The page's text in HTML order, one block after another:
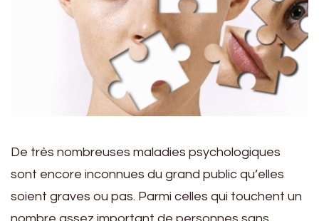
De très nombreuses maladies psychologiques
sont encore inconnues du grand public qu’elles
soient graves ou pas. Parmi celles qui touchent un